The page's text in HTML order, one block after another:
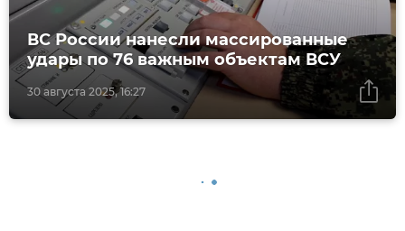
30 августа 2025, 16:27
ВС России нанесли массированные
удары по 76 важным объектам ВСУ